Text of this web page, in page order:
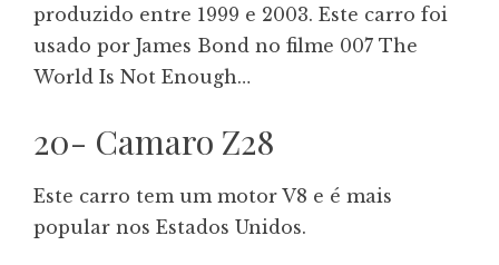
produzido entre 1999 e 2003. Este carro foi
usado por James Bond no filme 007 The
World Is Not Enough…
20- Camaro Z28
Este carro tem um motor V8 e é mais
popular nos Estados Unidos.